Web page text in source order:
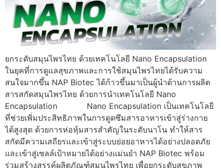
ยกระดับสมุนไพรไทย ด้วยเทคโนโลยี Nano Encapsulation
ในยุคที่การดูแลสุขภาพและการใช้สมุนไพรไทยได้รับความ
สนใจมากขึ้น NAP Biotec ได้ก้าวขึ้นมาเป็นผู้นำด้านการผลิต
สารสกัดสมุนไพรไทย ด้วยการนำเทคโนโลยี Nano
Encapsulation Nano Encapsulation เป็นเทคโนโลยี
ที่ช่วยเพิ่มประสิทธิภาพในการดูดซึมสารอาหารเข้าสู่ร่างกาย
ได้สูงสุด ด้วยการห่อหุ้มสารสำคัญในระดับนาโน ทำให้สาร
สกัดมีความเสถียรและเข้าสู่ระบบย่อยอาหารได้อย่างปลอดภัย
และเข้าสู่เซลล์เป้าหมายได้อย่างแม่นยำ NAP Biotec พร้อม
ร่วมสร้างสรรค์ผลิตภัณฑ์สมุนไพรไทย เพื่อยกระดับสุขภาพ